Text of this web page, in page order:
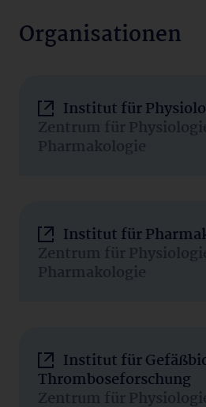
Organisationen
Institut für
Zentrum für
Pharmakologie
Institut für
Zentrum für
Pharmakologie
Institut für
Thromboseforschung
Zentrum für